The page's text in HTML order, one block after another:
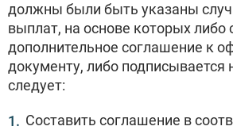
должны были быть указаны
выплат, на основе которых либо
дополнительное соглашение к
документу, либо подписывается
следует:
Составить соглашение в